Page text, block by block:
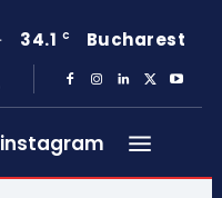
34.1 C Bucharest
instagram